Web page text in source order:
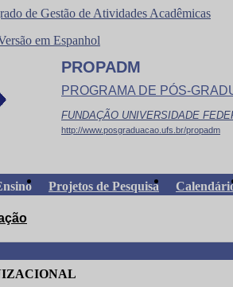
de Gestão de Atividades Acadêmicas
PROPADM
PROGRAMA DE PÓS-
FUNDAÇÃO UNIVERSIDADE
http://www.posgraduacao.ufs.br/propadm
Projetos de Pesquisa